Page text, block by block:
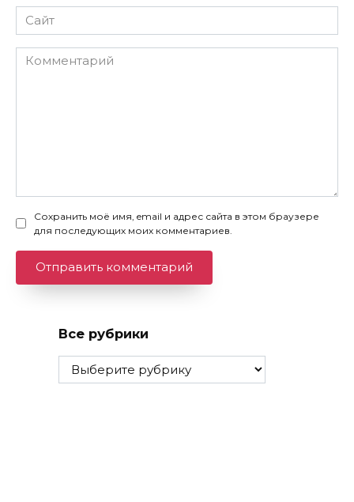
Сайт
Комментарий
Сохранить моё имя, email и адрес сайта в этом браузере
для последующих моих комментариев.
Все рубрики
Все
рубрики